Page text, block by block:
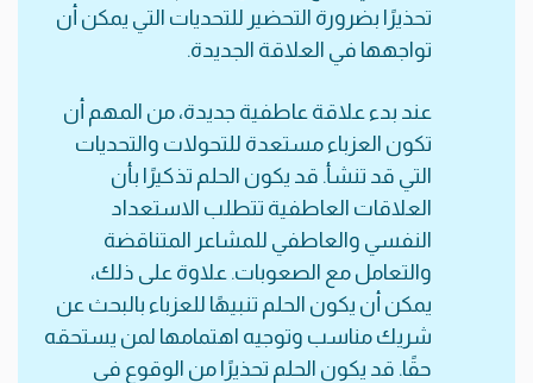
تحذيرًا بضرورة التحضير للتحديات التي يمكن أن
تواجهها في العلاقة الجديدة.
عند بدء علاقة عاطفية جديدة، من المهم أن
تكون العزباء مستعدة للتحولات والتحديات
التي قد تنشأ. قد يكون الحلم تذكيرًا بأن
العلاقات العاطفية تتطلب الاستعداد
النفسي والعاطفي للمشاعر المتناقضة
والتعامل مع الصعوبات. علاوة على ذلك،
يمكن أن يكون الحلم تنبيهًا للعزباء بالبحث عن
شريك مناسب وتوجيه اهتمامها لمن يستحقه
حقًا. قد يكون الحلم تحذيرًا من الوقوع في